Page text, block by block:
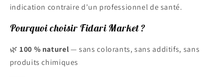
indication contraire d'un professionnel de santé.
Pourquoi choisir Fidari Market ?
🌿100 % naturel— sans colorants, sans additifs, sans
produits chimiques